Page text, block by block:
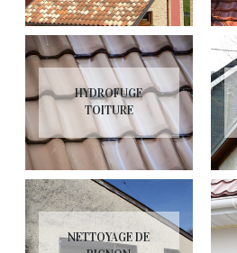
HYDROFUGE
TOITURE
NETTOYAGE DE